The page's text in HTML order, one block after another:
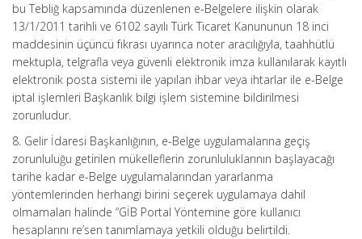
bu Tebliğ kapsamında düzenlenen e-Belgelere ilişkin olarak
13/1/2011 tarihli ve 6102 sayılı Türk Ticaret Kanununun 18 inci
maddesinin üçüncü fıkrası uyarınca noter aracılığıyla, taahhütlü
mektupla, telgrafla veya güvenli elektronik imza kullanılarak kayıtlı
elektronik posta sistemi ile yapılan ihbar veya ihtarlar ile e-Belge
iptal işlemleri Başkanlık bilgi işlem sistemine bildirilmesi
zorunludur.
8. Gelir İdaresi Başkanlığının, e-Belge uygulamalarına geçiş
zorunluluğu getirilen mükelleflerin zorunluluklarının başlayacağı
tarihe kadar e-Belge uygulamalarından yararlanma
yöntemlerinden herhangi birini seçerek uygulamaya dahil
olmamaları halinde “GİB Portal Yöntemine göre kullanıcı
hesaplarını re’sen tanımlamaya yetkili olduğu belirtildi.